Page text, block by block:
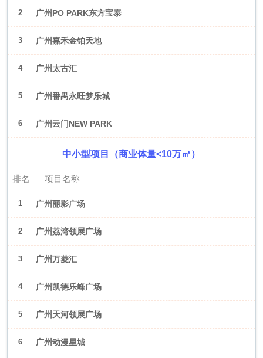
2 广州PO PARK东方宝泰
3 广州嘉禾金铂天地
4 广州太古汇
5 广州番禺永旺梦乐城
6 广州云门NEW PARK
中小型项目（商业体量<10万㎡）
排名 项目名称
1 广州丽影广场
2 广州荔湾领展广场
3 广州万菱汇
4 广州凯德乐峰广场
5 广州天河领展广场
6 广州动漫星城